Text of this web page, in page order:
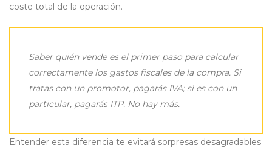
coste total de la operación.
Saber quién vende es el primer paso para calcular
correctamente los gastos fiscales de la compra. Si
tratas con un promotor, pagarás IVA; si es con un
particular, pagarás ITP. No hay más.
Entender esta diferencia te evitará sorpresas desagradables